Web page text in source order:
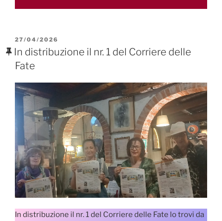
PUBBLICATO
IL
27/04/2026
In distribuzione il nr. 1 del Corriere delle
Fate
In distribuzione il nr. 1 del Corriere delle Fate lo trovi da